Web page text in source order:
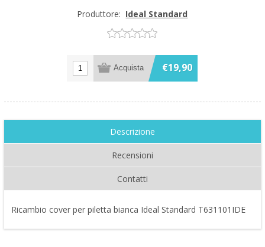
Produttore: Ideal Standard
€19,90
Descrizione
Recensioni
Contatti
Ricambio cover per piletta bianca Ideal Standard T631101IDE